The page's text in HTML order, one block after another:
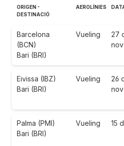
ORIGEN -
DESTINACIÓ
AEROLÍNIES
Barcelona
(BCN)
Bari (BRI)
Vueling
27
Eivissa (IBZ)
Bari (BRI)
Vueling
26
Palma (PMI)
Bari (BRI)
Vueling 15